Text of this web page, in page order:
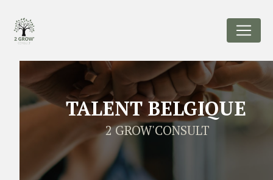
TALENT BELGIQUE
2 GROW'CONSULT